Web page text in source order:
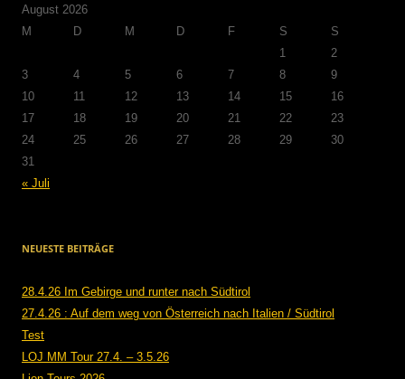
August 2026
M
D M D F S
S
1
2
3
4 5 6 7 8
9
10
11 12 13 14 15
16
17
18 19 20 21 22
23
24
25 26 27 28 29
30
31
« Juli
NEUESTE BEITRÄGE
28.4.26 Im Gebirge und runter nach Südtirol
27.4.26 : Auf dem weg von Österreich nach Italien / Südtirol
Test
LOJ MM Tour 27.4. – 3.5.26